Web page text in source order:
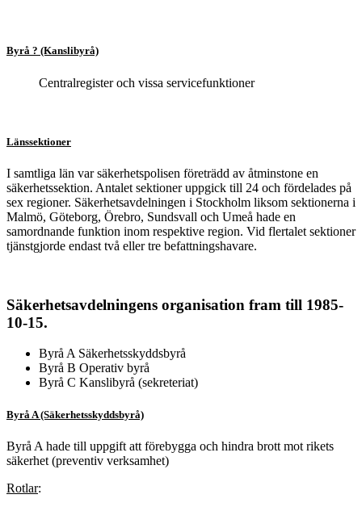
Byrå ? (Kanslibyrå)
Centralregister och vissa servicefunktioner
Länssektioner
I samtliga län var säkerhetspolisen företrädd av åtminstone en
säkerhetssektion. Antalet sektioner uppgick till 24 och fördelades på
sex regioner. Säkerhetsavdelningen i Stockholm liksom sektionerna i
Malmö, Göteborg, Örebro, Sundsvall och Umeå hade en
samordnande funktion inom respektive region. Vid flertalet sektioner
tjänstgjorde endast två eller tre befattningshavare.
Säkerhetsavdelningens organisation fram till 1985-
10-15.
Byrå A Säkerhetsskyddsbyrå
Byrå B Operativ byrå
Byrå C Kanslibyrå (sekreteriat)
Byrå A (Säkerhetsskyddsbyrå)
Byrå A hade till uppgift att förebygga och hindra brott mot rikets
säkerhet (preventiv verksamhet)
Rotlar: